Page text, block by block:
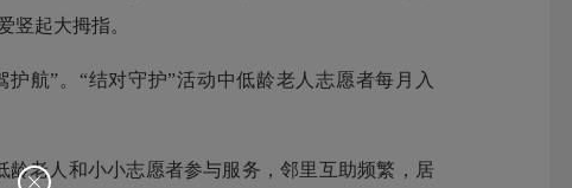
竖起大拇指。
航”。“结对守护”活动中低龄老人志愿者每月入
老人和小小志愿者参与服务，邻里互助频繁，居